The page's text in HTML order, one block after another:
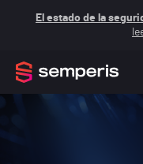
El estado de la